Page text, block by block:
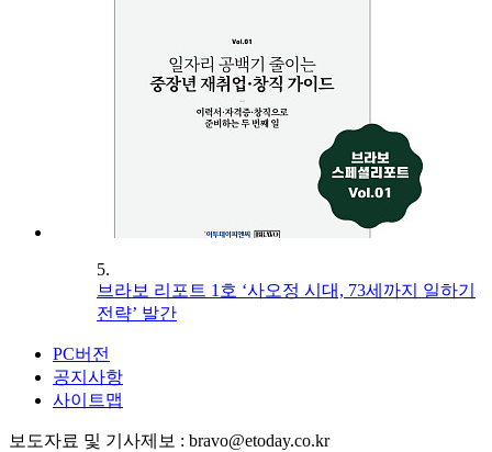
5.
브라보 리포트 1호 ‘사오정 시대, 73세까지 일하기
전략’ 발간
PC버전
공지사항
사이트맵
보도자료 및 기사제보 : bravo@etoday.co.kr